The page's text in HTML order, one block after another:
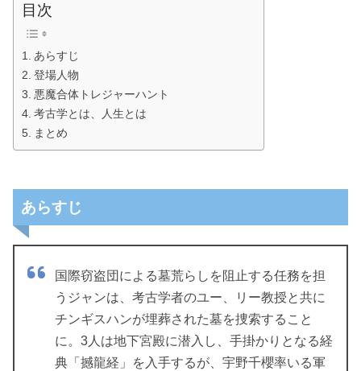
目次
あらすじ
登場人物
悪魔合体トレジャーハント
考古学とは、人生とは
まとめ
あらすじ
国際窃盗団による墓荒らしを阻止する任務を担
うジャンは、考古学者のユー、リー教授と共に
チンギスハンが埋葬された墓を捜索すること
に。3人は地下宮殿に潜入し、手掛かりとなる経
典「撼龍経」を入手するが、宇野千櫻率いる軍